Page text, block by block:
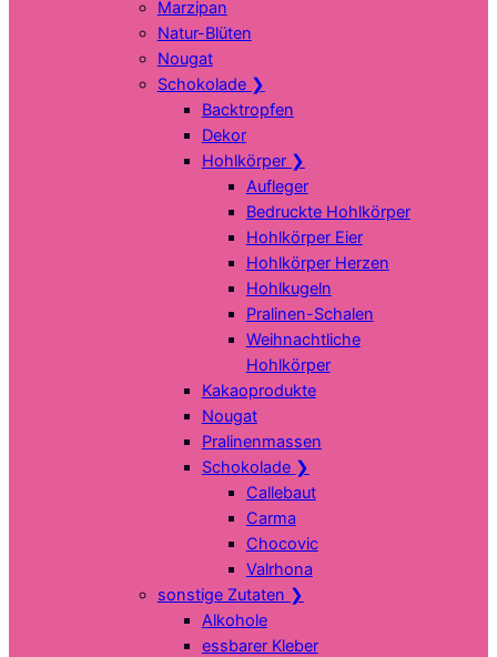
Marzipan
Natur-Blüten
Nougat
Schokolade ❯
Backtropfen
Dekor
Hohlkörper ❯
Aufleger
Bedruckte Hohlkörper
Hohlkörper Eier
Hohlkörper Herzen
Hohlkugeln
Pralinen-Schalen
Weihnachtliche
Hohlkörper
Kakaoprodukte
Nougat
Pralinenmassen
Schokolade ❯
Callebaut
Carma
Chocovic
Valrhona
sonstige Zutaten ❯
Alkohole
essbarer Kleber